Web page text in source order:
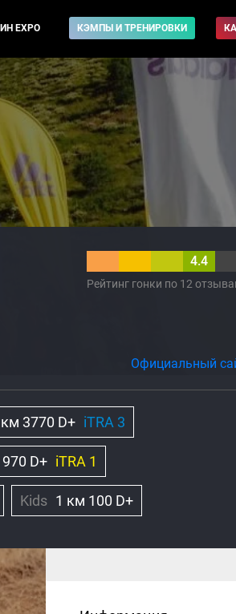
EXPO КЭМПЫ И ТРЕНИРОВКИ
4.4
Рейтинг гонки по 12
Официальный
3770 D+ iTRA 3
D+ iTRA 1
Kids 1 км 100 D+